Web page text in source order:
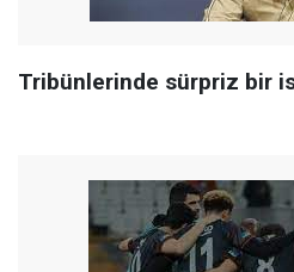
Tribünlerinde sürpriz bir